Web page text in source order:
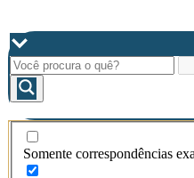
Somente correspondências